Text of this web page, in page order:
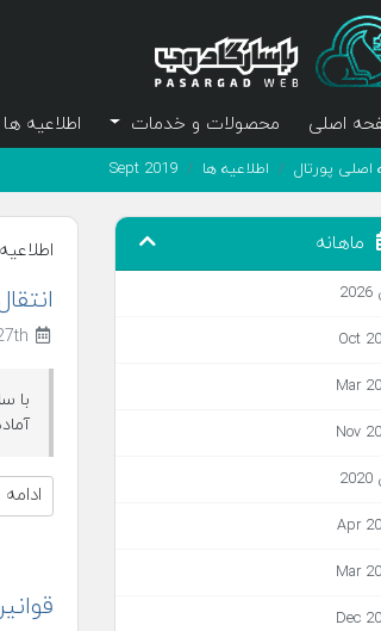
اصلی محصولات و خدمات اطلاعیه ها
پورتال اطلاعیه ها Sept 2019
ماهانه
Oct
Mar
Nov
Apr
Mar
Dec
با